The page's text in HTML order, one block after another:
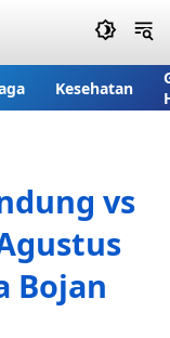
Kesehatan
vs
Bojan